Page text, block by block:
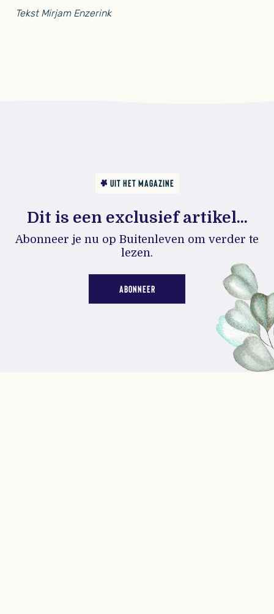
Tekst Mirjam Enzerink
Dit is een exclusief artikel...
Abonneer je nu op Buitenleven om verder te
lezen.
ABONNEER
UIT HET MAGAZINE